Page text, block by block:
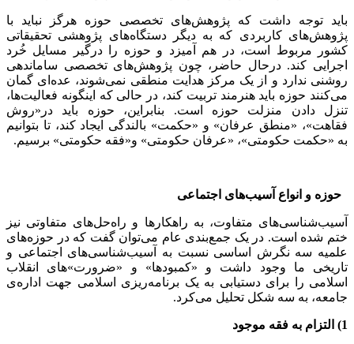
باید توجه داشت که پژوهش‌های تخصصی حوزه هرگز نباید با
پژوهش‌های کاربردی که به دیگر دستگاه‌های پژوهشی تحقیقاتی
کشور مربوط است، در هم آمیزد و حوزه را درگیر مسایل خُرد
اجرایی کند. درحال حاضر، چون پژوهش‌های تخصصی ساماندهی
روشنی ندارد و از یک مرکز هدایت منطقی نمی‌شوند، عده‌ای گمان
می‌کنند حوزه باید هنرمند تربیت کند، در حالی که اینگونه فعالیت‌ها،
تنزل دادن منزلت حوزه است. بنابراین، حوزه باید در«روش
فقاهت»، «منطق عرفان» و «حکمت» بالندگی ایجاد کند، تا بتوانیم
به «حکمت حکومتی»، «عرفان حکومتی» و«فقه حکومتی» برسیم.
حوزه و انواع آسیب‌های اجتماعی
آسیب‌شناسی‌های متفاوت، به راهکارها و راه‌حل‌های متفاوتی نیز
ختم شده است. در یک جمع‌بندی عام می‌توان گفت که در حوزه‌های
علمیه سه نگرش اساسی نسبت به آسیب‌شناسی‌های اجتماعی و
تاریخی ما وجود داشت و «کمبودها» و «ضرورت»‌های انقلاب
اسلامی را برای دستیابی به یک برنامه‌ریزی اسلامی جهت اداره‌ی
جامعه، به سه شکل تحلیل می‌کرد.
1) التزام به فقه موجود